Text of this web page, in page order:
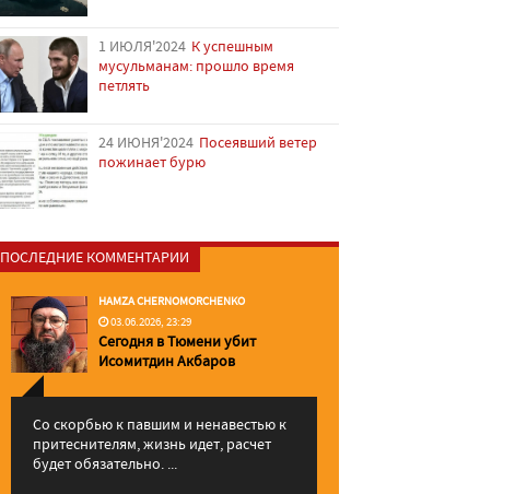
1 ИЮЛЯ'2024 К успешным
мусульманам: прошло время
петлять
24 ИЮНЯ'2024 Посеявший ветер
пожинает бурю
ПОСЛЕДНИЕ КОММЕНТАРИИ
HAMZA CHERNOMORCHENKO
03.06.2026, 23:29
Сегодня в Тюмени убит
Исомитдин Акбаров
Со скорбью к павшим и ненавестью к
притеснителям, жизнь идет, расчет
будет обязательно. ...